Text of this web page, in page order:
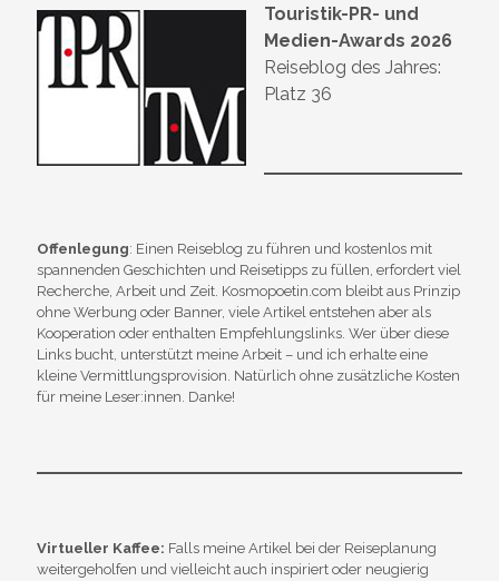
Touristik-PR- und
Medien-Awards 2026
Reiseblog des Jahres:
Platz 36
Offenlegung: Einen Reiseblog zu führen und kostenlos mit
spannenden Geschichten und Reisetipps zu füllen, erfordert viel
Recherche, Arbeit und Zeit. Kosmopoetin.com bleibt aus Prinzip
ohne Werbung oder Banner, viele Artikel entstehen aber als
Kooperation oder enthalten Empfehlungslinks. Wer über diese
Links bucht, unterstützt meine Arbeit – und ich erhalte eine
kleine Vermittlungsprovision. Natürlich ohne zusätzliche Kosten
für meine Leser:innen. Danke!
Virtueller Kaffee: Falls meine Artikel bei der Reiseplanung
weitergeholfen und vielleicht auch inspiriert oder neugierig